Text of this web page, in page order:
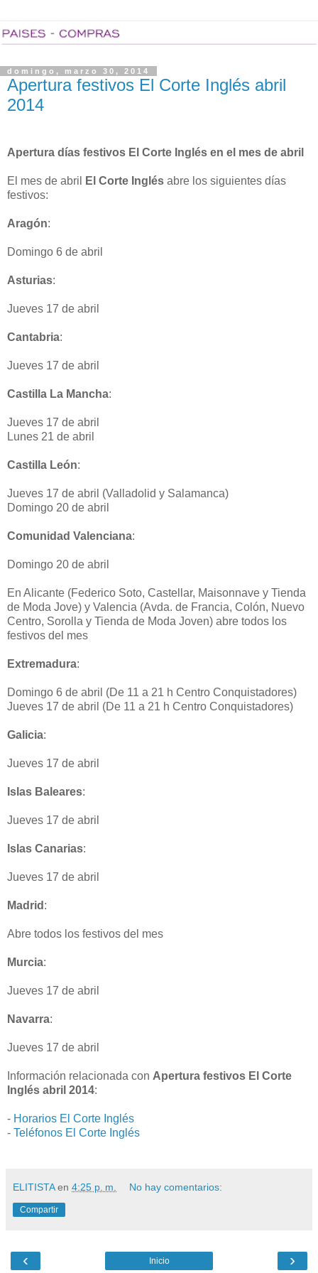
domingo, marzo 30, 2014
Apertura festivos El Corte Inglés abril
2014
Apertura días festivos El Corte Inglés en el mes de abril
El mes de abril El Corte Inglés abre los siguientes días
festivos:
Aragón:
Domingo 6 de abril
Asturias:
Jueves 17 de abril
Cantabria:
Jueves 17 de abril
Castilla La Mancha:
Jueves 17 de abril
Lunes 21 de abril
Castilla León:
Jueves 17 de abril (Valladolid y Salamanca)
Domingo 20 de abril
Comunidad Valenciana:
Domingo 20 de abril
En Alicante (Federico Soto, Castellar, Maisonnave y Tienda
de Moda Jove) y Valencia (Avda. de Francia, Colón, Nuevo
Centro, Sorolla y Tienda de Moda Joven) abre todos los
festivos del mes
Extremadura:
Domingo 6 de abril (De 11 a 21 h Centro Conquistadores)
Jueves 17 de abril (De 11 a 21 h Centro Conquistadores)
Galicia:
Jueves 17 de abril
Islas Baleares:
Jueves 17 de abril
Islas Canarias:
Jueves 17 de abril
Madrid :
Abre todos los festivos del mes
Murcia:
Jueves 17 de abril
Navarra:
Jueves 17 de abril
Información relacionada con Apertura festivos El Corte
Inglés abril 2014:
- Horarios El Corte Inglés
- Teléfonos El Corte Inglés
ELITISTA en 4:25 p. m. No hay comentarios:
Compartir
‹ ›
Inicio